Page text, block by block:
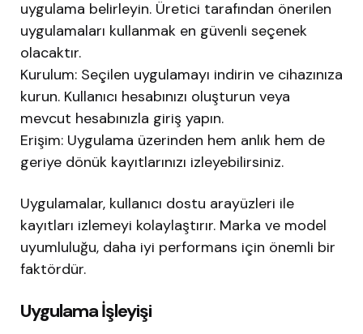
uygulama belirleyin. Üretici tarafından önerilen
uygulamaları kullanmak en güvenli seçenek
olacaktır.
Kurulum: Seçilen uygulamayı indirin ve cihazınıza
kurun. Kullanıcı hesabınızı oluşturun veya
mevcut hesabınızla giriş yapın.
Erişim: Uygulama üzerinden hem anlık hem de
geriye dönük kayıtlarınızı izleyebilirsiniz.
Uygulamalar, kullanıcı dostu arayüzleri ile
kayıtları izlemeyi kolaylaştırır. Marka ve model
uyumluluğu, daha iyi performans için önemli bir
faktördür.
Uygulama İşleyişi